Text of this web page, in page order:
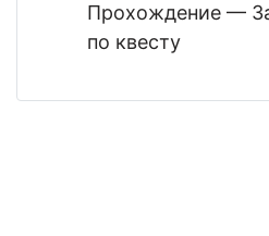
Прохождение —
по квесту